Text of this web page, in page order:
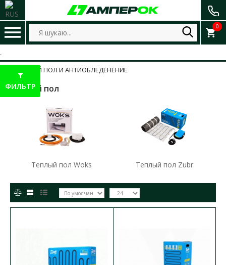
0
ТЕПЛЫЙ ПОЛ И АНТИОБЛЕДЕНЕНИЕ
Теплый пол
Теплый пол Woks Теплый пол Zubr
ФИЛЬТР